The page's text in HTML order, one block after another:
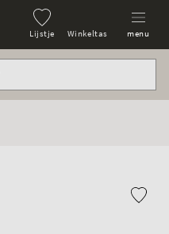
Lijstje Winkeltas menu